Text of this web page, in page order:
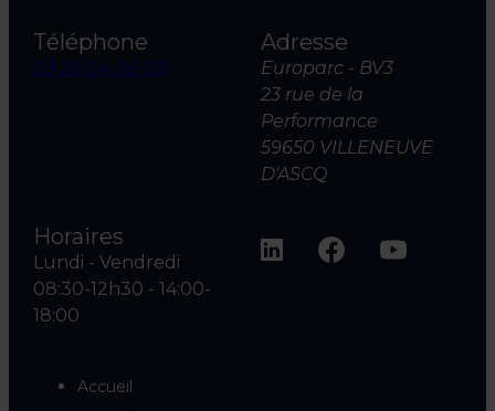
Téléphone
03 20 04 06 00
Adresse
Europarc - BV3
23 rue de la
Performance
59650 VILLENEUVE
D'ASCQ
Horaires
Lundi - Vendredi
08:30-12h30 - 14:00-
18:00
Accueil